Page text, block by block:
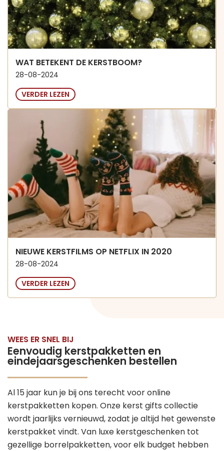
WAT BETEKENT DE KERSTBOOM?
28-08-2024
VERDER LEZEN
NIEUWE KERSTFILMS OP NETFLIX IN 2020
28-08-2024
VERDER LEZEN
WEES ER SNEL BIJ
Eenvoudig kerstpakketten en
eindejaarsgeschenken bestellen
Al 15 jaar kun je bij ons terecht voor online
kerstpakketten kopen. Onze kerst gifts collectie
wordt jaarlijks vernieuwd, zodat je altijd het gewenste
kerstpakket vindt. Van luxe kerstgeschenken tot
gezellige borrelpakketten, voor elk budget hebben